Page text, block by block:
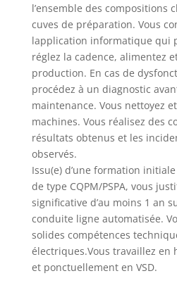
l’ensemble des compositions
cuves de préparation. Vous
lapplication informatique qui
réglez la cadence, alimentez
production. En cas de
procédez à un diagnostic
maintenance. Vous nettoyez
machines. Vous réalisez des
résultats obtenus et les
observés.
Issu(e) d’une formation
de type CQPM/PSPA, vous
significative d’au moins 1 an
conduite ligne automatisée.
solides compétences
électriques.Vous travaillez en
et ponctuellement en VSD.